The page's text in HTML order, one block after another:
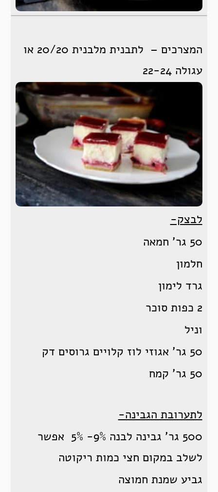
המצרכים – לתבנית מלבנית 20/20 או
עגולה 22-24
לבצק-
50 גר' חמאה
חלמון
גרד לימון
2 כפות סוכר
וניל
50 גר' אגוזי לוז קלויים גרוסים דק
50 גר' קמח
לתערובת הגבינה-
500 גר' גבינה לבנה 9%- 5% אפשר
לשלב במקום חצי כמות ריקוטה
גביע שמנת חמוצה